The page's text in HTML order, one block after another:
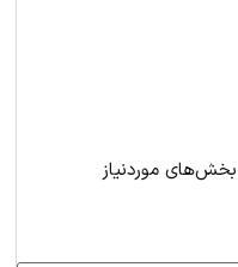
بخش‌های موردنیاز